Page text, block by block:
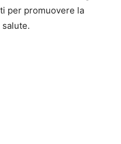
per promuovere la